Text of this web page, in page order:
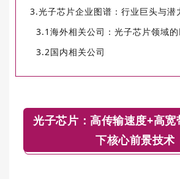
3.光子芯片企业图谱：行业巨头与潜
3.1海外相关公司：光子芯片领域
3.2国内相关公司
光子芯片：高传输速度+高
下核心前景技术